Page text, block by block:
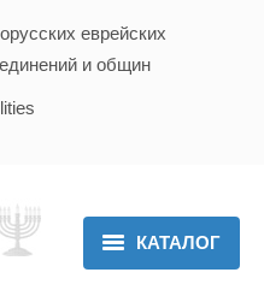
еврейских
и общин
КАТАЛОГ